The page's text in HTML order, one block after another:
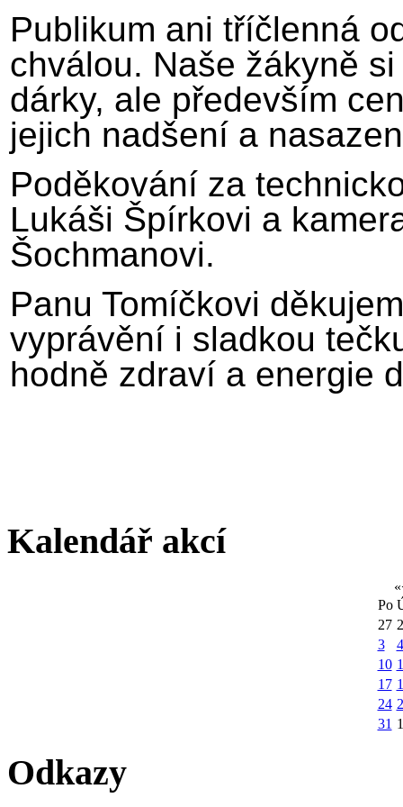
Publikum ani tříčlenná
chválou. Naše žákyně
dárky, ale především
jejich nadšení a
Poděkování za
Lukáši Špírkovi a
Šochmanovi.
Panu Tomíčkovi
vyprávění i sladkou
hodně zdraví a energie
Kalendář akcí
«
Po
27
3
4
10
17
24
31 1
Odkazy